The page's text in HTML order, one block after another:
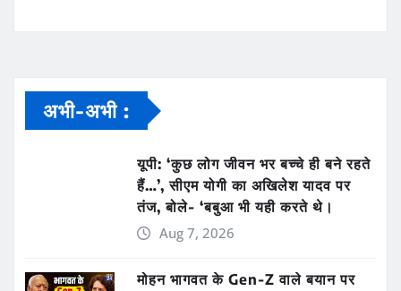
अभी-अभी :
यूपी: ‘कुछ लोग जीवन भर बच्चे ही बने रहते
हैं…’, सीएम योगी का अखिलेश यादव पर
तंज, बोले- ‘बबुआ भी यही करते थे।
Aug 7, 2026
मोहन भागवत के Gen-Z वाले बयान पर